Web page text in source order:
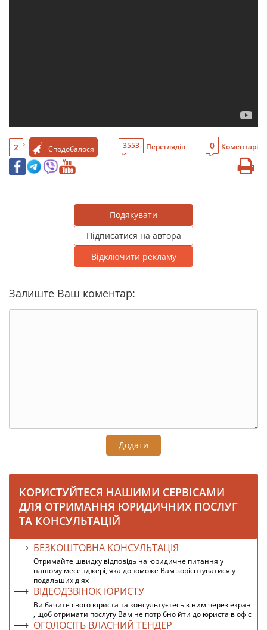
2 Сподобалося 3553 Переглядів 0 Коментарі
Подякувати
Підписатися на автора
Відключити рекламу
Залиште Ваш коментар:
Додати
КОРИСТУЙТЕСЯ НАШИМИ СЕРВІСАМИ
ДЛЯ ОТРИМАННЯ ЮРИДИЧНИХ ПОСЛУГ
ТА КОНСУЛЬТАЦІЙ
БЕЗКОШТОВНА КОНСУЛЬТАЦІЯ
Отримайте швидку відповідь на юридичне питання у
нашому месенджері, яка допоможе Вам зорієнтуватися у
подальших діях
ВІДЕОДЗВІНОК ЮРИСТУ
Ви бачите свого юриста та консультуєтесь з ним через екран
, щоб отримати послугу Вам не потрібно йти до юриста в офіс
ОГОЛОСІТЬ ВЛАСНИЙ ТЕНДЕР